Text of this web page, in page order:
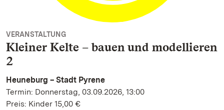
VERANSTALTUNG
Kleiner Kelte – bauen und modellieren
2
Heuneburg – Stadt Pyrene
Termin: Donnerstag, 03.09.2026, 13:00
Preis: Kinder 15,00 €